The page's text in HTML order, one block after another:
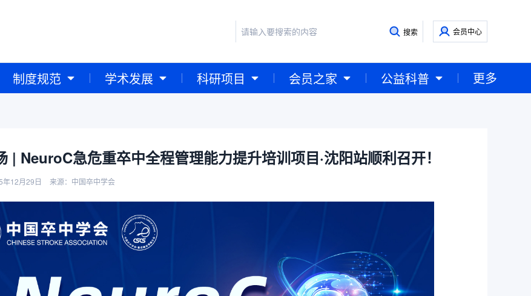
搜索 会员中心
制度规范 学术发展 科研项目 会员之家 公益科普 更多
| NeuroC急危重卒中全程管理能力提升培训项目·沈阳站顺利召开！
年12月29日 来源：中国卒中学会